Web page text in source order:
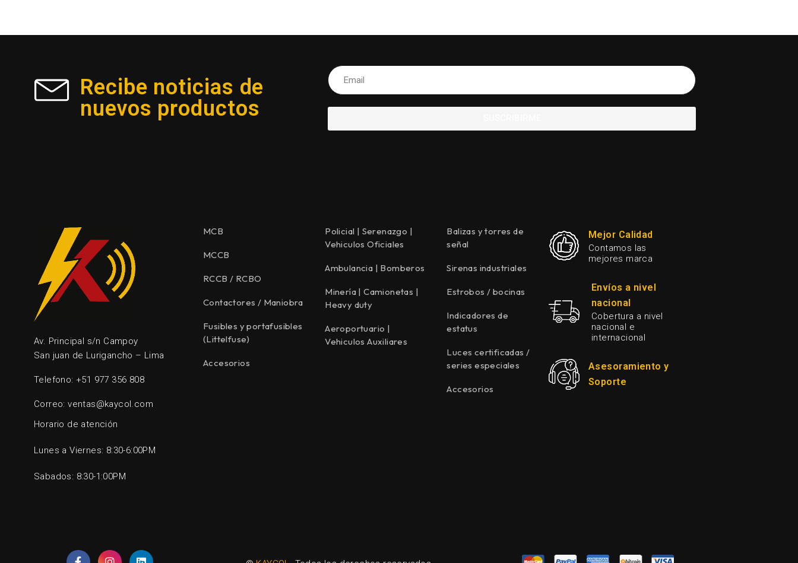
Recibe noticias de
nuevos productos
Av. Principal s/n Campoy
San juan de Lurigancho – Lima
Telefono: +51 977 356 808
Correo: ventas@kaycol.com
Horario de atención
Lunes a Viernes: 8:30-6:00PM
Sabados: 8:30-1:00PM
MCB
MCCB
RCCB / RCBO
Contactores / Maniobra
Fusibles y portafusibles
(Littelfuse)
Accesorios
Policial | Serenazgo |
Vehiculos Oficiales
Ambulancia | Bomberos
Minería | Camionetas |
Heavy duty
Aeroportuario |
Vehiculos Auxiliares
Balizas y torres de
señal
Sirenas industriales
Estrobos / bocinas
Indicadores de
estatus
Luces certificadas /
series especiales
Accesorios
Mejor Calidad
Contamos las
mejores marca
Envíos a nivel
nacional
Cobertura a nivel
nacional e
internacional
Asesoramiento y
Soporte